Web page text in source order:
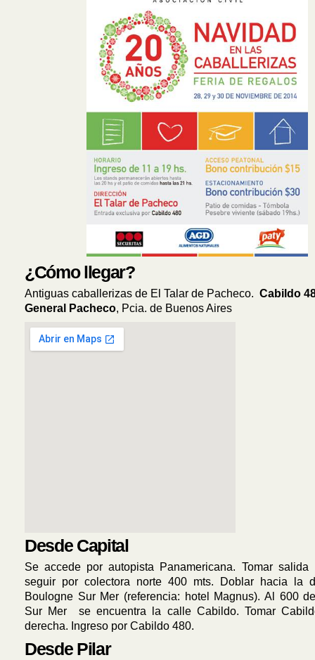
¿Cómo llegar?
Antiguas caballerizas de El Talar de Pacheco. Cabildo
General Pacheco, Pcia. de Buenos Aires
Desde Capital
Se accede por autopista Panamericana. Tomar
seguir por colectora norte 400 mts. Doblar hacia la
Boulogne Sur Mer (referencia: hotel Magnus). Al 600
Sur Mer se encuentra la calle Cabildo. Tomar
derecha. Ingreso por Cabildo 480.
Desde Pilar